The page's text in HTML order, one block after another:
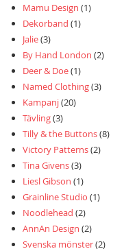
Mamu Design (1)
Dekorband (1)
Jalie(3)
By Hand London (2)
Deer & Doe(1)
Named Clothing(3)
Kampanj(20)
Tävling(3)
Tilly & the Buttons(8)
Victory Patterns(2)
Tina Givens(3)
Liesl Gibson (1)
Grainline Studio (1)
Noodlehead (2)
AnnAn Design (2)
Svenska mönster(2)